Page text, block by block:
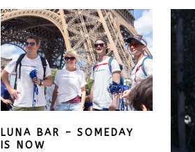
LUNA BAR – SOMEDAY
IS NOW